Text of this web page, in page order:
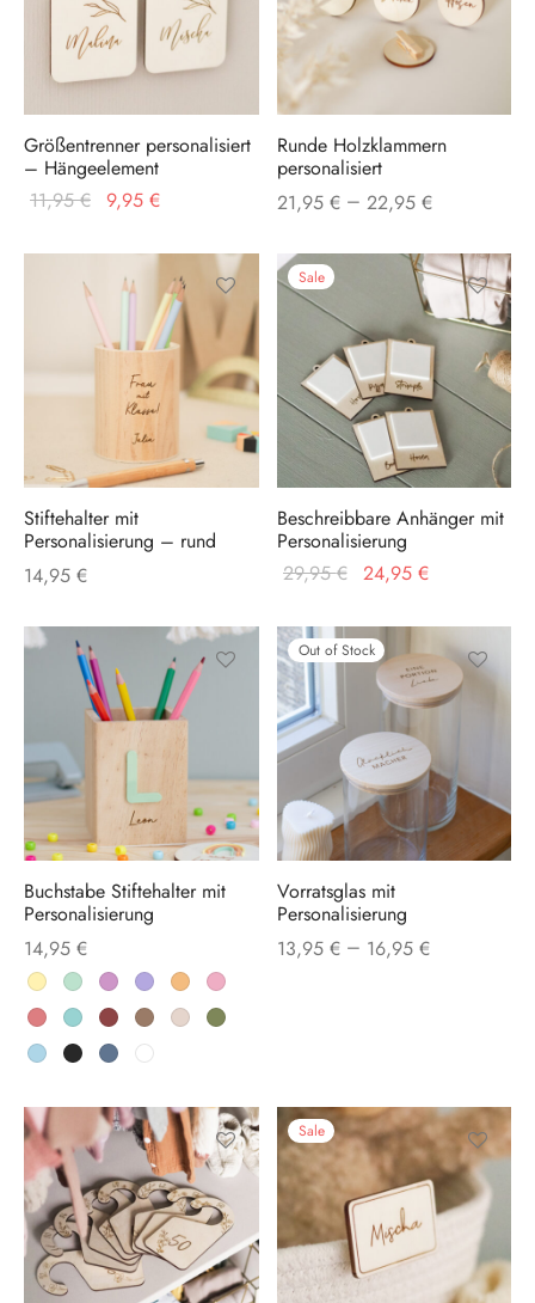
Größentrenner personalisiert
– Hängeelement
11,95€ Ursprünglicher
11,95 €
9,95 €
9,95 €.
weist
auf.
auf
der
gewählt
werden
Runde Holzklammern
personalisiert
21,95 €– 22,95 €
Stiftehalter mit
Personalisierung – rund
14,95 €
Sale
Beschreibbare Anhänger mit
Personalisierung
29,95€ Ursprünglicher
29,95 €
24,95 €
24,95 €.
mehrere
Varianten
auf.
Die
können
auf
der
werden
Buchstabe Stiftehalter mit
Personalisierung
14,95 €
Out of Stock
mehrere
Varianten
auf.
werden
Vorratsglas mit
Personalisierung
13,95 €– 16,95 €
Dieses
Produkt
weist
mehrere
Sale